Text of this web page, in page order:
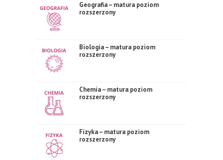
Geografia – matura poziom
rozszerzony
Biologia – matura poziom
rozszerzony
Chemia – matura poziom
rozszerzony
Fizyka – matura poziom
rozszerzony